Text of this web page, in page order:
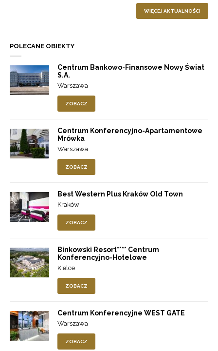
WIĘCEJ AKTUALNOŚCI
POLECANE OBIEKTY
Centrum Bankowo-Finansowe Nowy Świat
S.A.
Warszawa
ZOBACZ
Centrum Konferencyjno-Apartamentowe
Mrówka
Warszawa
ZOBACZ
Best Western Plus Kraków Old Town
Kraków
ZOBACZ
Binkowski Resort**** Centrum
Konferencyjno-Hotelowe
Kielce
ZOBACZ
Centrum Konferencyjne WEST GATE
Warszawa
ZOBACZ